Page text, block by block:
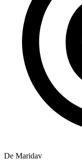
De Maridav